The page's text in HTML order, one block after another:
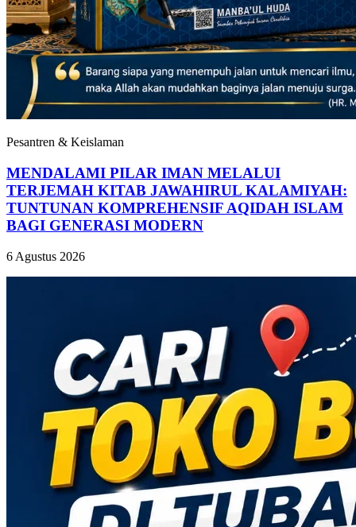
Pesantren & Keislaman
MENDALAMI PILAR IMAN MELALUI
TERJEMAH KITAB JAWAHIRUL KALAMIYAH:
TUNTUNAN KOMPREHENSIF AQIDAH ISLAM
BAGI GENERASI MODERN
6 Agustus 2026